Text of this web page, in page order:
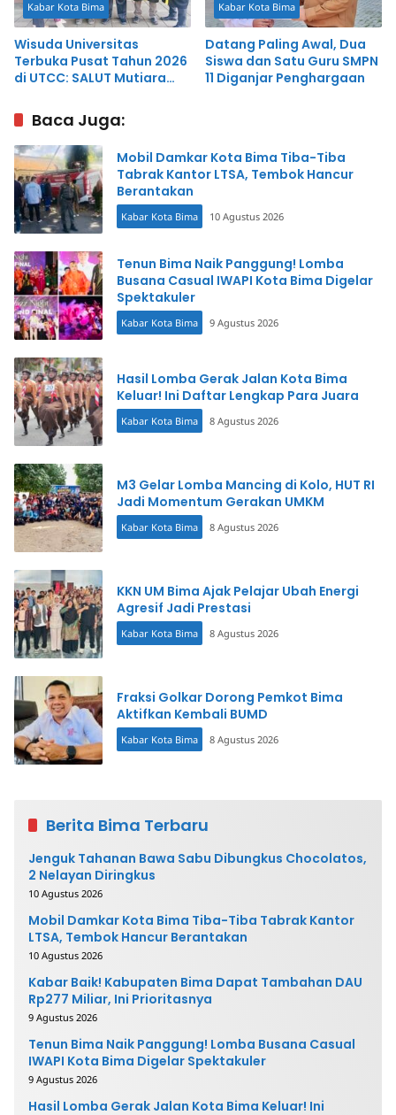
Kabar Kota Bima
Wisuda Universitas
Terbuka Pusat Tahun 2026
di UTCC: SALUT Mutiara
Direktur UT Mataram
Kabar Kota Bima
Datang Paling Awal, Dua
Siswa dan Satu Guru SMPN
11 Diganjar Penghargaan
Baca Juga:
Mobil Damkar Kota Bima Tiba-Tiba
Tabrak Kantor LTSA, Tembok Hancur
Berantakan
Kabar Kota Bima 10 Agustus 2026
Tenun Bima Naik Panggung! Lomba
Busana Casual IWAPI Kota Bima Digelar
Spektakuler
Kabar Kota Bima 9 Agustus 2026
Hasil Lomba Gerak Jalan Kota Bima
Keluar! Ini Daftar Lengkap Para Juara
Kabar Kota Bima 8 Agustus 2026
M3 Gelar Lomba Mancing di Kolo, HUT RI
Jadi Momentum Gerakan UMKM
Kabar Kota Bima 8 Agustus 2026
KKN UM Bima Ajak Pelajar Ubah Energi
Agresif Jadi Prestasi
Kabar Kota Bima 8 Agustus 2026
Fraksi Golkar Dorong Pemkot Bima
Aktifkan Kembali BUMD
Kabar Kota Bima 8 Agustus 2026
Berita Bima Terbaru
Jenguk Tahanan Bawa Sabu Dibungkus Chocolatos,
2 Nelayan Diringkus
10 Agustus 2026
Mobil Damkar Kota Bima Tiba-Tiba Tabrak Kantor
LTSA, Tembok Hancur Berantakan
10 Agustus 2026
Kabar Baik! Kabupaten Bima Dapat Tambahan DAU
Rp277 Miliar, Ini Prioritasnya
9 Agustus 2026
Tenun Bima Naik Panggung! Lomba Busana Casual
IWAPI Kota Bima Digelar Spektakuler
9 Agustus 2026
Hasil Lomba Gerak Jalan Kota Bima Keluar! Ini